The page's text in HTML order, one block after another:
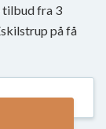
tilbud fra 3
på få